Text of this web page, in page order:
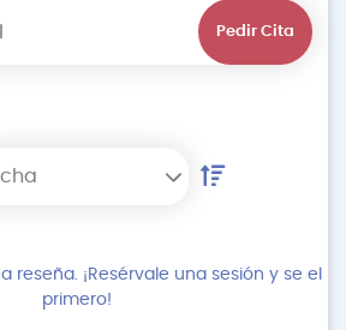
Pedir Cita
reseña. ¡Resérvale una sesión y se el
primero!